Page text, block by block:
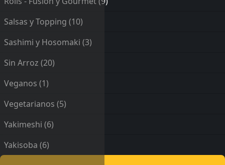
Salsas y Topping (10)
Sashimi y Hosomaki (3)
Sin Arroz (20)
Veganos (1)
Vegetarianos (5)
Yakimeshi (6)
Yakisoba (6)